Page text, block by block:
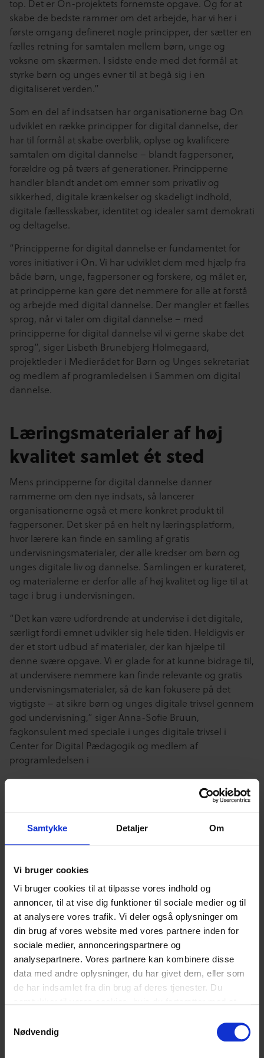
Samtykke Detaljer Om
Vi bruger cookies
Vi bruger cookies til at tilpasse vores indhold og
annoncer, til at vise dig funktioner til sociale medier og til
at analysere vores trafik. Vi deler også oplysninger om
din brug af vores website med vores partnere inden for
sociale medier, annonceringspartnere og
analysepartnere. Vores partnere kan kombinere disse
data med andre oplysninger, du har givet dem, eller som
de har indsamlet fra din brug af deres tjenester. Du
Nødvendig
top. Det er On-projektets fornemste opgave. Og for at
skabe de bedste rammer om det arbejde, har vi her i
første omgang defineret nogle principper, der sætter en
fælles retning for samtalen mellem børn, unge og
voksne om skærmen. I sidste ende med det formål at
styrke børn og unges evner til at begå sig i en
digitaliseret verden.”
Som en del af indsatsen har organisationerne bag On
udviklet en række principper for digital dannelse, der
har til formål at skabe overblik, oplyse og kvalificere
samtalen om digital dannelse – blandt fagpersoner,
forældre og på tværs af generationer. Principperne
handler blandt andet om emner som privatliv og
sikkerhed, digitale krænkelser og skadeligt indhold,
digitale fællesskaber, identitet og idealer samt demokrati
og deltagelse.
”Principperne for digital dannelse er fundamentet for
vores initiativer i On. Vi har udviklet dem med hjælp fra
både børn, unge, fagpersoner og forskere, og målet er,
at principperne kan gøre det nemmere for alle at forstå
og arbejde med digital dannelse. Der mangler et fælles
sprog, når vi taler om digital dannelse – med
principperne for digital dannelse vil vi gerne skabe det
sprog”, siger Lisbeth Brunebjerg Holmegaard,
projektleder i Medierådet for Børn og Unges sekretariat
og medlem af programledelsen i Sammen om digital
dannelse.
Læringsmaterialer af høj
kvalitet samlet ét sted
Mens principperne for digital dannelse danner
rammerne om den nye indsats, så lancerer
organisationerne også et mere konkret produkt til
fagpersoner. Det sker på en helt ny læringsplatform,
hvor lærere kan finde en samling af gratis
undervisningsmaterialer, der alle kredser om børn og
unges digitale liv og dannelse. Samlingen er kurateret,
og materialerne er derfor alle af høj kvalitet og lige til at
tage i brug i undervisningen.
“Det kan være udfordrende at undervise i det digitale,
særligt fordi emnet udvikler sig hele tiden. Heldigvis er
der et stort udbud af materialer, der kan hjælpe til
denne svære opgave. Vi er glade for at kunne bidrage til,
at undervisere nemmere kan finde relevante og gratis
undervisningsmaterialer, så de kan fokusere på det
vigtigste – at sikre børn og unges digitale trivsel gennem
god undervisning,” siger Anna-Sofie Bruun,
fagkonsulent med speciale i unges digitale trivsel i
Center for Digital Pædagogik og medlem af
programledelsen i
dannelse
egne undervisningsmaterialer, som udfylder hullerne i
specialområdet. De nye materialer kommer fra
slutningen af 2024.
I forbindelse med lanceringen 12. juni sender
organisationerne bag projektet materialer rundt til ca.
2.000 skoler i hele landet, blandt andet et hæfte om
principperne for digital dannelse. På hjemmesiden
findes der også videoer, der dykker ned i principperne
Lanceringen markerer starten på en større indsats, der
løber frem til sommeren 2026.